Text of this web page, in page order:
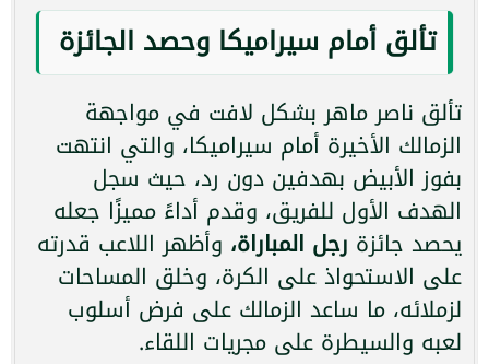
تألق أمام سيراميكا وحصد الجائزة
تألق ناصر ماهر بشكل لافت في مواجهة
الزمالك الأخيرة أمام سيراميكا، والتي انتهت
بفوز الأبيض بهدفين دون رد، حيث سجل
الهدف الأول للفريق، وقدم أداءً مميزًا جعله
يحصد جائزة رجل المباراة، وأظهر اللاعب قدرته
على الاستحواذ على الكرة، وخلق المساحات
لزملائه، ما ساعد الزمالك على فرض أسلوب
لعبه والسيطرة على مجريات اللقاء.